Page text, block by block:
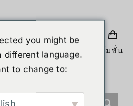
โปรโมชั่น
you might be
different language.
to change to: